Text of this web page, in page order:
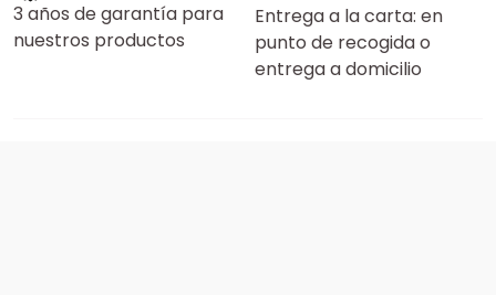
3 años de garantía para
nuestros productos
Entrega a la carta: en
punto de recogida o
entrega a domicilio